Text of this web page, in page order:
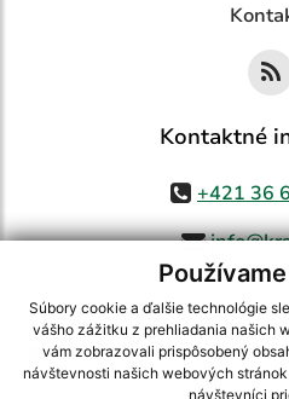
Súbory cookie a ďalšie technológie
vášho zážitku z prehliadania našich
vám zobrazovali prispôsobený
návštevnosti našich webových
návštevníci
Kontaktné
+421 36
využite možnosť získavania
CMS systém (redakčný) systém